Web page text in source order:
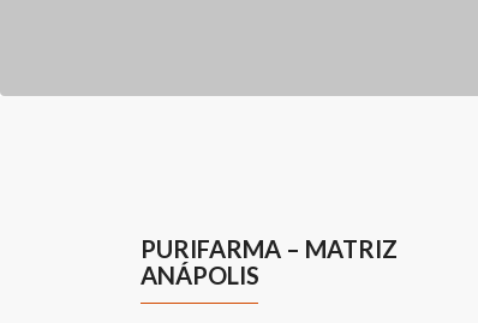
PURIFARMA – MATRIZ
ANÁPOLIS